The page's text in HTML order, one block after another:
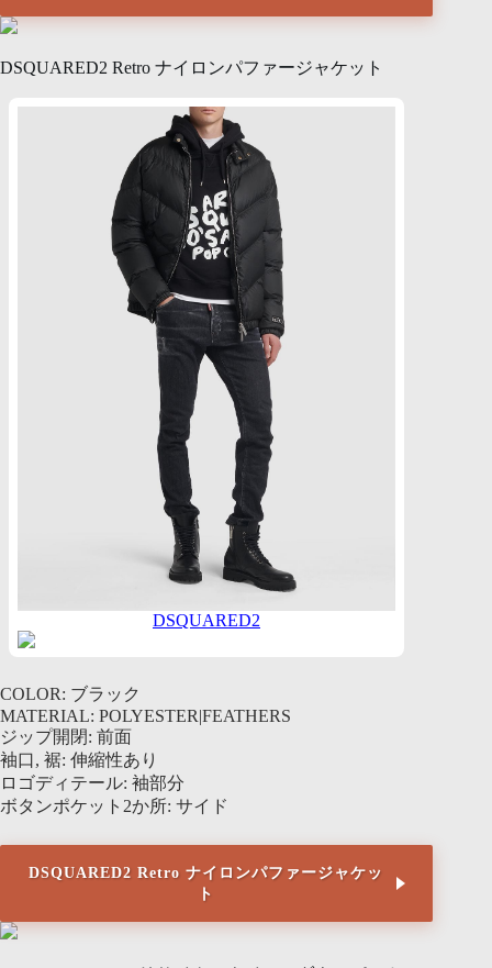
DSQUARED2 Retro ナイロンパファージャケット
DSQUARED2
COLOR: ブラック
MATERIAL: POLYESTER|FEATHERS
ジップ開閉: 前面
袖口, 裾: 伸縮性あり
ロゴディテール: 袖部分
ボタンポケット2か所: サイド
DSQUARED2 Retro ナイロンパファージャケッ
ト